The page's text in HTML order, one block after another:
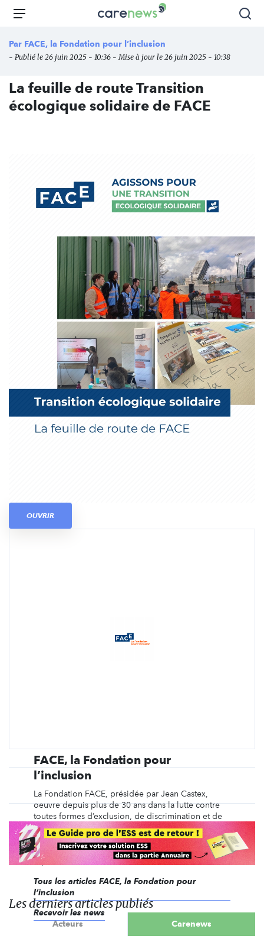
Aller
principal
Carenews,
des
l'engagement
Menu
Par FACE, la Fondation pour l’inclusion
- Publié le 26 juin 2025 - 10:36 - Mise à jour le 26 juin 2025 - 10:38
La feuille de route Transition
écologique solidaire de FACE
OUVRIR
FACE, la Fondation pour
l’inclusion
La Fondation FACE, présidée par Jean Castex,
oeuvre depuis plus de 30 ans dans la lutte contre
toutes formes d’exclusion, de discrimination et de
pauvreté, en mobilisant l’engagement des
entreprises et de leurs salariés à travers 44 clubs
locaux et 35 fondations abritées sous son égide,
répartis ...
Tous les articles FACE, la Fondation pour
l’inclusion
Recevoir les news
Les derniers articles publiés
Acteurs Carenews